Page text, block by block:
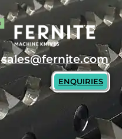
sales@fernite.com
ENQUIRIES